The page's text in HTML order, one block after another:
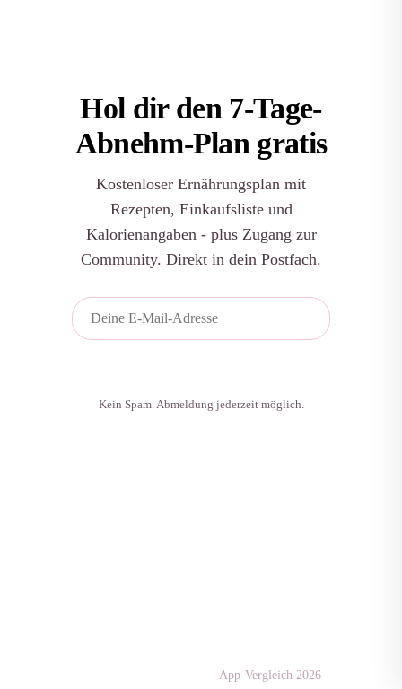
Hol dir den 7-Tage-
Abnehm-Plan gratis
Kostenloser Ernährungsplan mit
Rezepten, Einkaufsliste und
Kalorienangaben - plus Zugang zur
Community. Direkt in dein Postfach.
Kein Spam. Abmeldung jederzeit möglich.
App-Vergleich 2026